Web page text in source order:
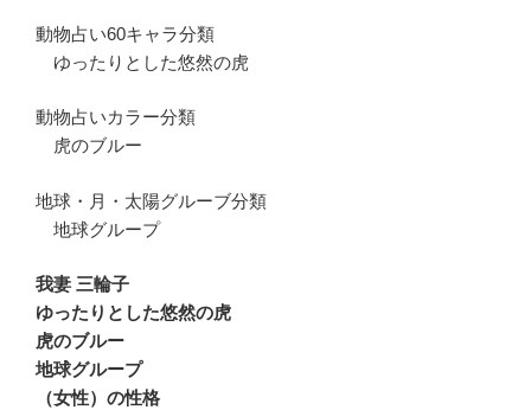
動物占い60キャラ分類
ゆったりとした悠然の虎
動物占いカラー分類
虎のブルー
地球・月・太陽グルーブ分類
地球グループ
我妻 三輪子
ゆったりとした悠然の虎
虎のブルー
地球グループ
（女性）の性格